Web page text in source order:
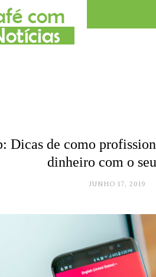
Dicas de como
dinheiro com o
JUNHO 17, 2019